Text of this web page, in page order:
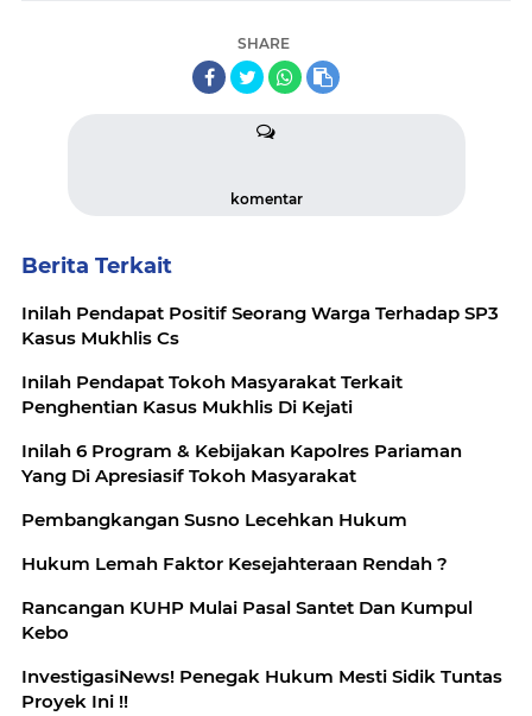
SHARE
komentar
Berita Terkait
Inilah Pendapat Positif Seorang Warga Terhadap SP3
Kasus Mukhlis Cs
Inilah Pendapat Tokoh Masyarakat Terkait
Penghentian Kasus Mukhlis Di Kejati
Inilah 6 Program & Kebijakan Kapolres Pariaman
Yang Di Apresiasif Tokoh Masyarakat
Pembangkangan Susno Lecehkan Hukum
Hukum Lemah Faktor Kesejahteraan Rendah ?
Rancangan KUHP Mulai Pasal Santet Dan Kumpul
Kebo
InvestigasiNews! Penegak Hukum Mesti Sidik Tuntas
Proyek Ini !!